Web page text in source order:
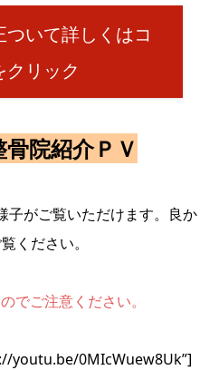
いて詳しくはコ
クリック
院紹介ＰＶ
子がご覧いただけます。良か
ください。
でご注意ください。
youtu.be/0MIcWuew8Uk”]